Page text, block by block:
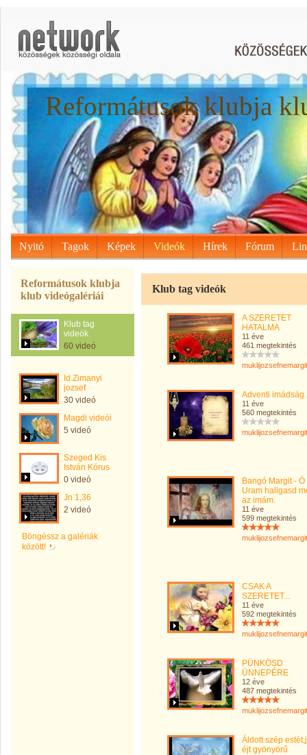
Reformátusok klubja
Nyitó Tagok Képek Videók Hírek Fórum
Reformátusok klubja
klub videógalériái
Klub tag
videók
60 videó
Id.Zimanyi
jozsef
30 videó
Magdi videói
5 videó
Szeged Kis
István Kórus
0 videó
Jn 1,36
2 videó
Böngéssz a galériák
között!
Klub tag videók
A SZERETET
HATALMA
11 éve
461 megtekintés
muklijozsefnemargit
Adventi imádság.
11 éve
560 megtekintés
muklijozsefnemargit
Bangó Margit - Ó
Uram hallgasd
az imám.
11 éve
599 megtekintés
muklijozsefnemargit
CSAK A
SZERETET...
11 éve
592 megtekintés
muklijozsefnemargit
PÜNKÖSD
ÜNNEPÉRE
12 éve
487 megtekintés
muklijozsefnemargit
Áldott szép
éjt gyönyörű